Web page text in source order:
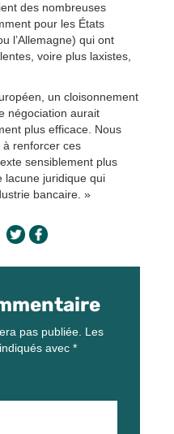
des nombreuses
pour les États
l’Allemagne) qui ont
voire plus laxistes,
un cloisonnement
négociation aurait
plus efficace. Nous
renforcer ces
sensiblement plus
lacune juridique qui
bancaire. »
pas publiée. Les
avec *